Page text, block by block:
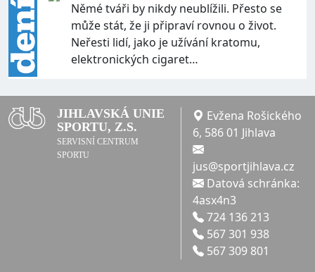
Němé tváři by nikdy neublížili. Přesto se
může stát, že ji připraví rovnou o život.
Neřesti lidí, jako je užívání kratomu,
elektronických cigaret…
JIHLAVSKÁ UNIE
SPORTU, Z.S.
SERVISNÍ CENTRUM
SPORTU
Evžena Rošického
6, 586 01 Jihlava
jus@sportjihlava.cz
Datová schránka:
4asx4n3
724 136 213
567 301 938
567 309 801